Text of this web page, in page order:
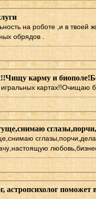
на роботе ,и в твоей
обрядов .
карму и
картах!!Очищаю
астропсихолог поможет